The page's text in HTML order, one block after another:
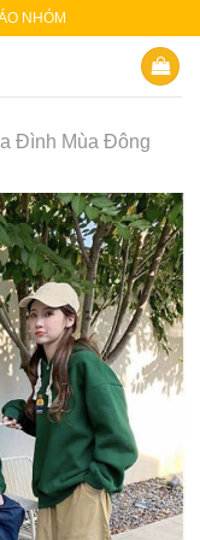
NHÓM
Đình Mùa Đông